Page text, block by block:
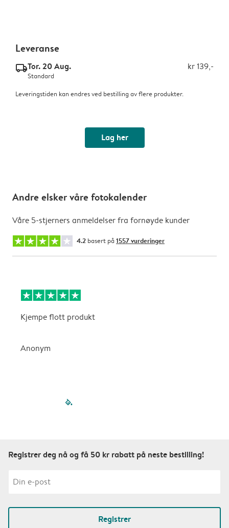
Leveranse
delivery_standard_v2Tor. 20 Aug. kr 139,-
Standard
Leveringstiden kan endres ved bestilling av flere produkter.
Lag her
Andre elsker våre fotokalender
Våre 5-stjerners anmeldelser fra fornøyde kunder
4.2 basert på 1557 vurderinger
Kjempe flott produkt
Anonym
filled-pagination
Registrer deg nå og få 50 kr rabatt på neste bestilling!
Registrer